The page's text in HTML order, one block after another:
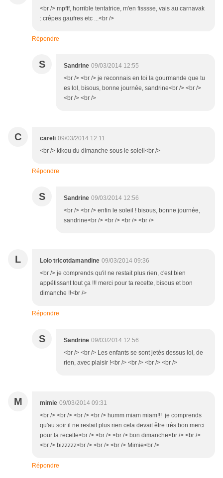
<br /> mpfff, horrible tentatrice, m'en fisssse, vais au carnavak
: crêpes gaufres etc ...<br />
Répondre
S Sandrine 09/03/2014 12:55
<br /> <br /> je reconnais en toi la gourmande que tu
es lol, bisous, bonne journée, sandrine<br /> <br />
<br /> <br />
C careli 09/03/2014 12:11
<br /> kikou du dimanche sous le soleil<br />
Répondre
S Sandrine 09/03/2014 12:56
<br /> <br /> enfin le soleil ! bisous, bonne journée,
sandrine<br /> <br /> <br /> <br />
L Lolo tricotdamandine 09/03/2014 09:36
<br /> je comprends qu'il ne restait plus rien, c'est bien
appétissant tout ça !!! merci pour ta recette, bisous et bon
dimanche !!<br />
Répondre
S Sandrine 09/03/2014 12:56
<br /> <br /> Les enfants se sont jetés dessus lol, de
rien, avec plaisir !<br /> <br /> <br /> <br />
M mimie 09/03/2014 09:31
<br /> <br /> <br /> <br /> humm miam miam!!! je comprends
qu'au soir il ne restait plus rien cela devait être très bon merci
pour la recette<br /> <br /> <br /> bon dimanche<br /> <br />
<br /> bizzzzz<br /> <br /> <br /> Mimie<br />
Répondre